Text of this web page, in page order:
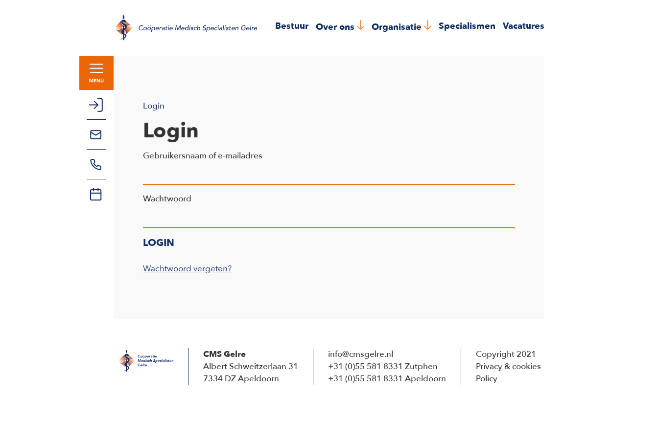
Bestuur Over ons Organisatie Specialismen Vacatures
Login
Login
Gebruikersnaam of e-mailadres
Wachtwoord
Wachtwoord vergeten?
CMS Gelre
Albert Schweitzerlaan 31
7334 DZ Apeldoorn
info@cmsgelre.nl
+31 (0)55 581 8331 Zutphen
+31 (0)55 581 8331 Apeldoorn
Copyright 2021
Privacy & cookies
Policy